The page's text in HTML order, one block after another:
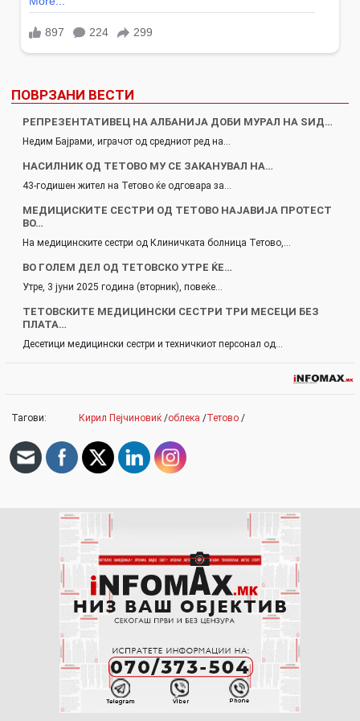
ПОВРЗАНИ ВЕСТИ
РЕПРЕЗЕНТАТИВЕЦ НА АЛБАНИЈА ДОБИ МУРАЛ НА ЅИД…
Недим Бајрами, играчот од средниот ред на…
НАСИЛНИК ОД ТЕТОВО МУ СЕ ЗАКАНУВАЛ НА…
43-годишен жител на Тетово ќе одговара за…
MЕДИЦИСКИТЕ СЕСТРИ ОД ТЕТОВО НАЈАВИЈА ПРОТЕСТ
ВО…
На медицинските сестри од Клиничката болница Тетово,…
ВО ГОЛЕМ ДЕЛ ОД ТЕТОВСКО УТРЕ ЌЕ…
Утре, 3 јуни 2025 година (вторник), повеќе…
ТЕТОВСКИТЕ МЕДИЦИНСКИ СЕСТРИ ТРИ МЕСЕЦИ БЕЗ
ПЛАТА…
Десетици медицински сестри и техничкиот персонал од…
Тагови: Кирил Пејчиновиќ /облека /Тетово /